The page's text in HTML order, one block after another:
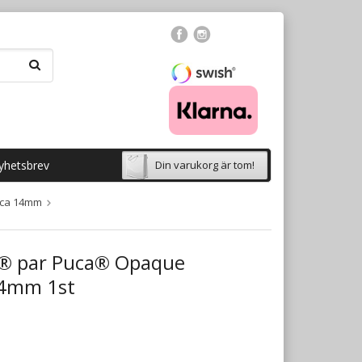
Din varukorg är tom!
14mm
par Puca® Opaque
1st